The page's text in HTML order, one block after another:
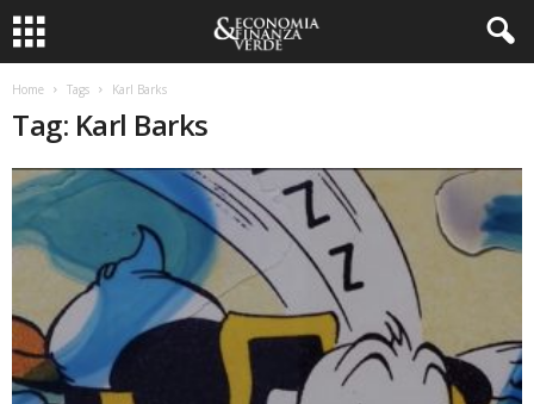
Home Tags Karl Barks
Tag: Karl Barks